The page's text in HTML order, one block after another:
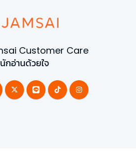
Customer Care
กอ่านด้วยใจ